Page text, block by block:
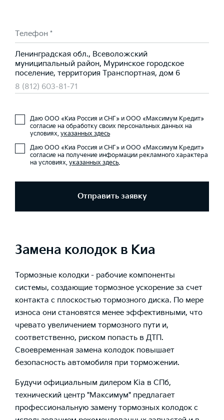
Телефон *
Ленинградская обл., Всеволожский
муниципальный район, Муринское городское
поселение, территория Транспортная, дом 6
8 (812) 603-81-71
Даю ООО «Киа Россия и СНГ» и ООО «Максимум Кредит»
согласие на обработку своих персональных данных на
условиях, указанных здесь
Даю ООО «Киа Россия и СНГ» и ООО «Максимум Кредит»
согласие на получение информации рекламного характера
на условиях, указанных здесь.
Отправить заявку
Замена колодок в Киа
Тормозные колодки - рабочие компоненты
системы, создающие тормозное ускорение за счет
контакта с плоскостью тормозного диска. По мере
износа они становятся менее эффективными, что
чревато увеличением тормозного пути и,
соответственно, риском попасть в ДТП.
Своевременная замена колодок повышает
безопасность автомобиля при торможении.
Будучи официальным дилером Kia в СПб,
технический центр "Максимум" предлагает
профессиональную замену тормозных колодок с